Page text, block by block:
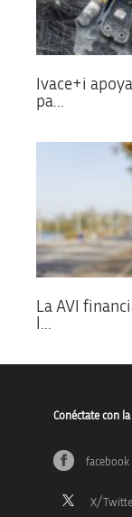
Ivace+i
pa...
La AVI
l...
Conéctate con la
facebook